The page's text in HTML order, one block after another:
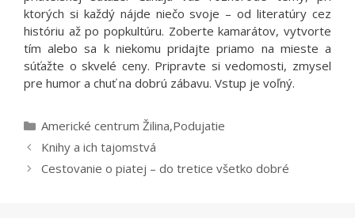
ktorých si každý nájde niečo svoje – od literatúry cez
históriu až po popkultúru. Zoberte kamarátov, vytvorte
tím alebo sa k niekomu pridajte priamo na mieste a
súťažte o skvelé ceny. Pripravte si vedomosti, zmysel
pre humor a chuť na dobrú zábavu. Vstup je voľný.
Kategórie
Americké centrum Žilina,Podujatie
Knihy a ich tajomstvá
Cestovanie o piatej – do tretice všetko dobré